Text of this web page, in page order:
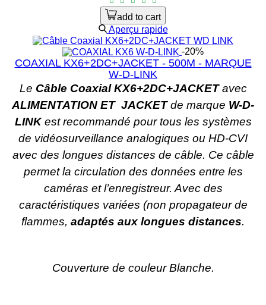
add to cart
Aperçu rapide
-20%
COAXIAL KX6+2DC+JACKET - 500M - MARQUE
W-D-LINK
Le Câble Coaxial KX6+2DC+JACKETavec
ALIMENTATION ET JACKETde marque W-D-
LINKest recommandé pour tous les systèmes
de vidéosurveillance analogiques ou HD-CVI
avec des longues distances de câble. Ce câble
permet la circulation des données entre les
caméras et l’enregistreur. Avec des
caractéristiques variées (non propagateur de
flammes, adaptés aux longues distances.
Couverture de couleur Blanche.